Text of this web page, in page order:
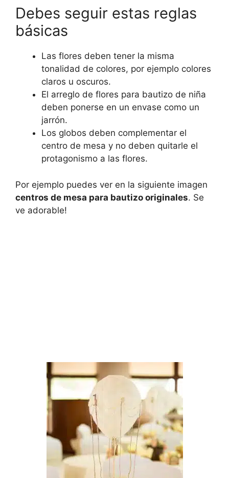
Debes seguir estas reglas
básicas
Las flores deben tener la misma
tonalidad de colores, por ejemplo colores
claros u oscuros.
El arreglo de flores para bautizo de niña
deben ponerse en un envase como un
jarrón.
Los globos deben complementar el
centro de mesa y no deben quitarle el
protagonismo a las flores.
Por ejemplo puedes ver en la siguiente imagen
centros de mesa para bautizo originales. Se
ve adorable!